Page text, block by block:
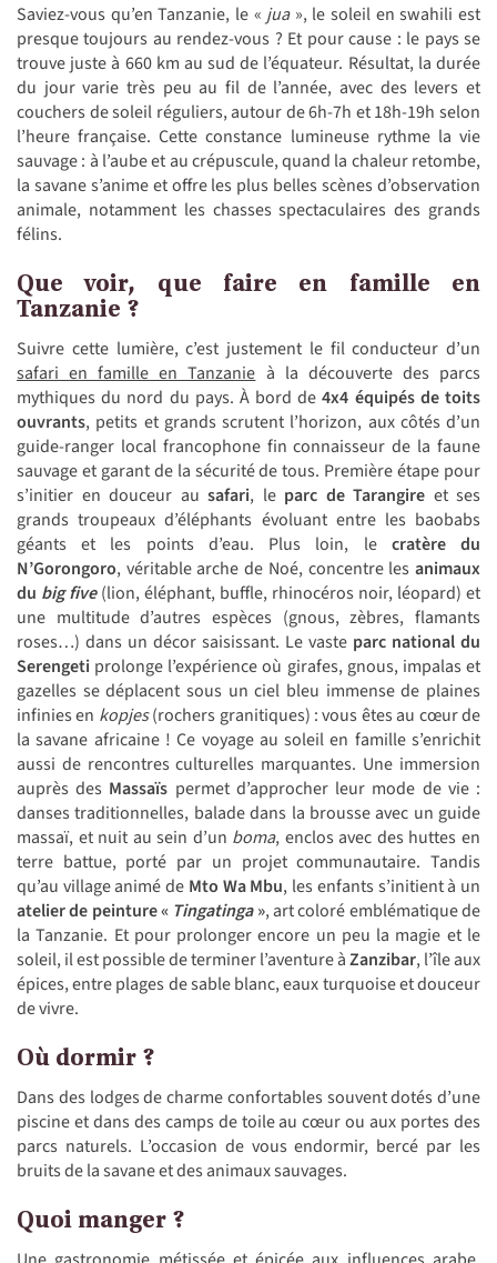
Saviez-vous qu’en Tanzanie, le « jua», le soleil en swahili est
presque toujours au rendez-vous ? Et pour cause : le pays se
trouve juste à 660 km au sud de l’équateur. Résultat, la durée
du jour varie très peu au fil de l’année, avec des levers et
couchers de soleil réguliers, autour de 6h-7h et 18h-19h selon
l’heure française. Cette constance lumineuse rythme la vie
sauvage : à l’aube et au crépuscule, quand la chaleur retombe,
la savane s’anime et offre les plus belles scènes d’observation
animale, notamment les chasses spectaculaires des grands
félins.
Que voir, que faire en famille en
Tanzanie ?
Suivre cette lumière, c’est justement le fil conducteur d’un
safari en famille en Tanzanie à la découverte des parcs
mythiques du nord du pays. À bord de4x4 équipés de toits
ouvrants, petits et grands scrutent l’horizon, aux côtés d’un
guide-ranger local francophone fin connaisseur de la faune
sauvage et garant de la sécurité de tous. Première étape pour
s’initier en douceur au safari, le parc de Tarangire et ses
grands troupeaux d’éléphants évoluant entre les baobabs
géants et les points d’eau. Plus loin, le cratère du
N’Gorongoro, véritable arche de Noé, concentre les animaux
du big five(lion, éléphant, buffle, rhinocéros noir, léopard) et
une multitude d’autres espèces (gnous, zèbres, flamants
roses…) dans un décor saisissant. Le vaste parc national du
Serengeti prolonge l’expérience où girafes, gnous, impalas et
gazelles se déplacent sous un ciel bleu immense de plaines
infinies en kopjes(rochers granitiques) : vous êtes au cœur de
la savane africaine ! Ce voyage au soleil en famille s’enrichit
aussi de rencontres culturelles marquantes. Une immersion
auprès des Massaïs permet d’approcher leur mode de vie :
danses traditionnelles, balade dans la brousse avec un guide
massaï, et nuit au sein d’un boma, enclos avec des huttes en
terre battue, porté par un projet communautaire. Tandis
qu’au village animé de Mto Wa Mbu, les enfants s’initient à un
atelier de peinture « Tingatinga», art coloré emblématique de
la Tanzanie. Et pour prolonger encore un peu la magie et le
soleil, il est possible de terminer l’aventure àZanzibar, l’île aux
épices, entre plages de sable blanc, eaux turquoise et douceur
de vivre.
Où dormir ?
Dans des lodges de charme confortables souvent dotés d’une
piscine et dans des camps de toile au cœur ou aux portes des
parcs naturels. L’occasion de vous endormir, bercé par les
bruits de la savane et des animaux sauvages.
Quoi manger ?